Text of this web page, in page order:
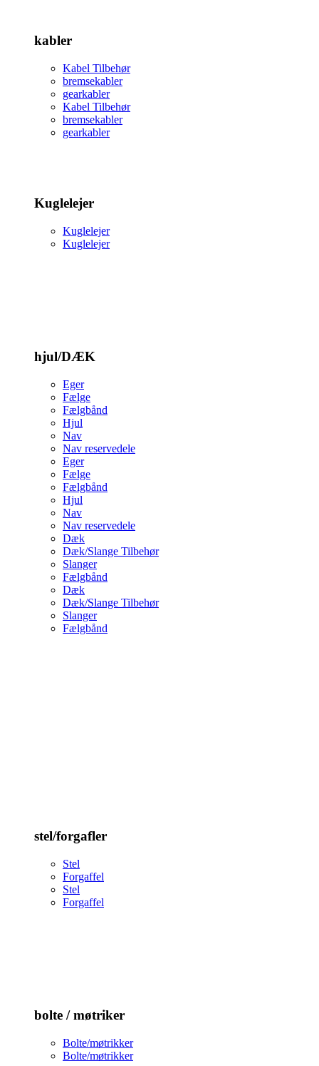
kabler
Kabel Tilbehør
bremsekabler
gearkabler
Kabel Tilbehør
bremsekabler
gearkabler
Kuglelejer
Kuglelejer
Kuglelejer
hjul/DÆK
Eger
Fælge
Fælgbånd
Hjul
Nav
Nav reservedele
Eger
Fælge
Fælgbånd
Hjul
Nav
Nav reservedele
Dæk
Dæk/Slange Tilbehør
Slanger
Fælgbånd
Dæk
Dæk/Slange Tilbehør
Slanger
Fælgbånd
stel/forgafler
Stel
Forgaffel
Stel
Forgaffel
bolte / møtriker
Bolte/møtrikker
Bolte/møtrikker